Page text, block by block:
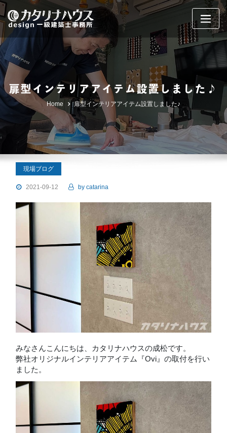
Skip
to
content
扉型インテリアアイテム設置しました♪
Home 扉型インテリアアイテム設置しました♪
現場ブログ
2021-09-12 by catarina
みなさんこんにちは、カタリナハウスの成松です。
弊社オリジナルインテリアアイテム『Ovi』の取付を行い
ました。